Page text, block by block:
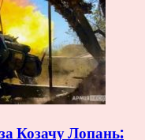
Козачу Лопань: